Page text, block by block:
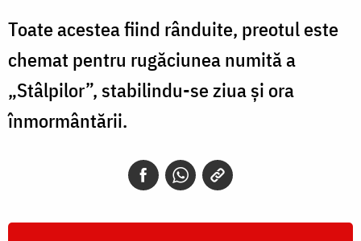
Toate acestea fiind rânduite, preotul este
chemat pentru rugăciunea numită a
„Stâlpilor”, stabilindu-se ziua și ora
înmormântării.